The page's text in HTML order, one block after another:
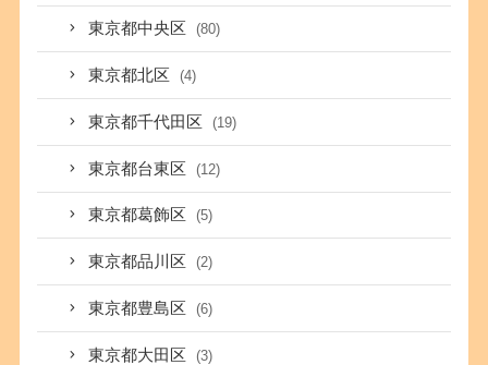
東京都中央区 (80)
東京都北区 (4)
東京都千代田区 (19)
東京都台東区 (12)
東京都葛飾区 (5)
東京都品川区 (2)
東京都豊島区 (6)
東京都大田区 (3)